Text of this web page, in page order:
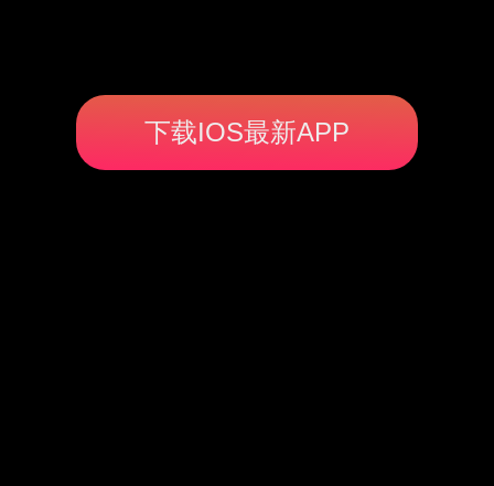
下载IOS最新APP